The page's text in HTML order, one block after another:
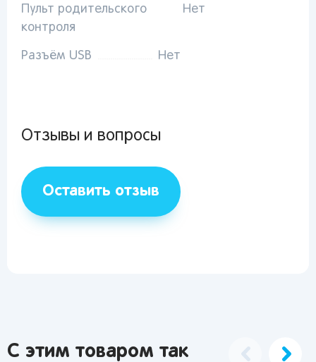
Пульт родительского
контроля
Нет
Разъём USB Нет
Отзывы и вопросы
Оставить отзыв
С этим товаром так
персональных данных